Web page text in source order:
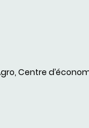
Centre